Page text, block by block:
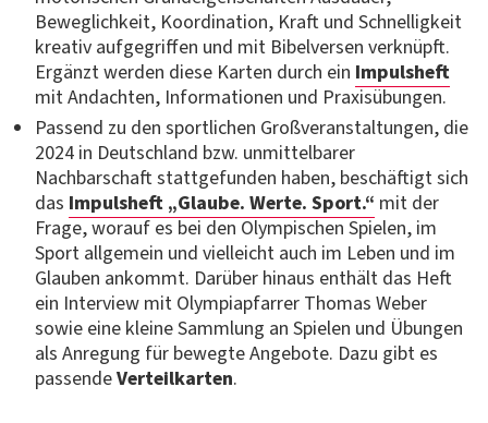
Beweglichkeit, Koordination, Kraft und Schnelligkeit
kreativ aufgegriffen und mit Bibelversen verknüpft.
Ergänzt werden diese Karten durch ein Impulsheft
mit Andachten, Informationen und Praxisübungen.
Passend zu den sportlichen Großveranstaltungen, die
2024 in Deutschland bzw. unmittelbarer
Nachbarschaft stattgefunden haben, beschäftigt sich
das Impulsheft „Glaube. Werte. Sport.“ mit der
Frage, worauf es bei den Olympischen Spielen, im
Sport allgemein und vielleicht auch im Leben und im
Glauben ankommt. Darüber hinaus enthält das Heft
ein Interview mit Olympiapfarrer Thomas Weber
sowie eine kleine Sammlung an Spielen und Übungen
als Anregung für bewegte Angebote. Dazu gibt es
passendeVerteilkarten.